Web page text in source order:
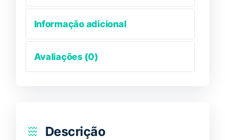
Informação adicional
Avaliações (0)
Descrição